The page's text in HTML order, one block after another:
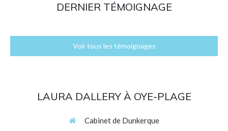
DERNIER TÉMOIGNAGE
Voir tous les témoignages
LAURA DALLERY À OYE-PLAGE
Cabinet de Dunkerque